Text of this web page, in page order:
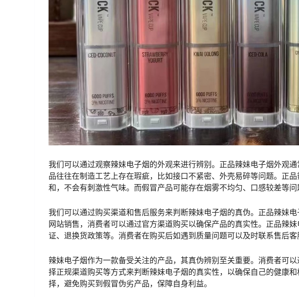
我们可以通过观察辣妹电子烟的外观来进行辨别。正品辣妹电子烟外观
品往往在制造工艺上存在瑕疵，比如接口不紧密、外壳易碎等问题。正
和，不会有刺激性气味。而假冒产品可能存在烟雾不均匀、口感较差等问
我们可以通过购买渠道和售后服务来判断辣妹电子烟的真伪。正品辣妹
网站销售，消费者可以通过官方渠道购买以确保产品的真实性。正品辣
证、退换货政策等。消费者在购买后如遇到质量问题可以及时联系售后客
辣妹电子烟作为一款备受关注的产品，其真伪辨别至关重要。消费者可
择正规渠道购买等方式来判断辣妹电子烟的真实性，以确保自己的健康
择，避免购买到假冒伪劣产品，保障自身利益。